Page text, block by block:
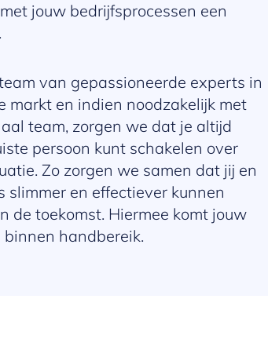
jouw bedrijfsprocessen een
van gepassioneerde experts in
markt en indien noodzakelijk met
team, zorgen we dat je altijd
persoon kunt schakelen over
Zo zorgen we samen dat jij en
slimmer en effectiever kunnen
de toekomst. Hiermee komt jouw
binnen handbereik.